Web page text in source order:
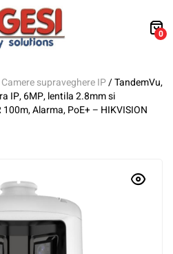
0
Camere supraveghere IP/ TandemVu,
IP, 6MP, lentila 2.8mm si
Alarma, PoE+ – HIKVISION